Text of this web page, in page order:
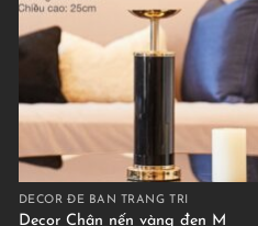
DECOR ĐỂ BÀN TRANG TRÍ
Decor Chân nến vàng đen M